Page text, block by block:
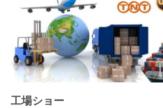
工場ショー